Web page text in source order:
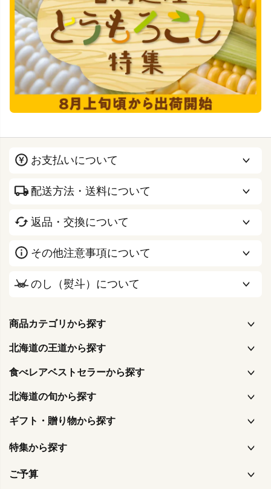
お支払いについて
配送方法・送料について
返品・交換について
その他注意事項について
のし（熨斗）について
商品カテゴリから探す
北海道の王道から探す
食べレアベストセラーから探す
北海道の旬から探す
ギフト・贈り物から探す
特集から探す
ご予算